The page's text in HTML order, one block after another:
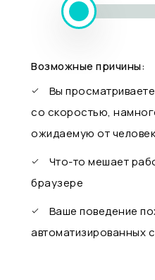
Возможные причины:
Вы
со скоростью,
ожидаемую от
Что-то мешает
браузере
Ваше поведение
автоматизированных